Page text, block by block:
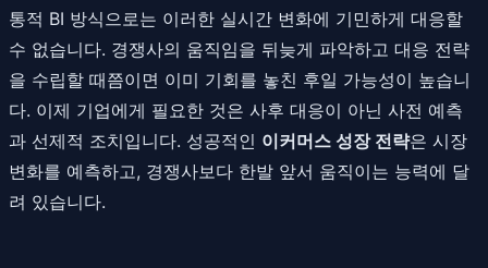
통적 BI 방식으로는 이러한 실시간 변화에 기민하게 대응할
수 없습니다. 경쟁사의 움직임을 뒤늦게 파악하고 대응 전략
을 수립할 때쯤이면 이미 기회를 놓친 후일 가능성이 높습니
다. 이제 기업에게 필요한 것은 사후 대응이 아닌 사전 예측
과 선제적 조치입니다. 성공적인 이커머스 성장 전략은 시장
변화를 예측하고, 경쟁사보다 한발 앞서 움직이는 능력에 달
려 있습니다.